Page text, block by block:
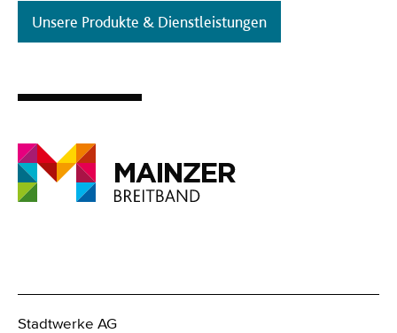
Unsere Produkte & Dienstleistungen
Stadtwerke AG